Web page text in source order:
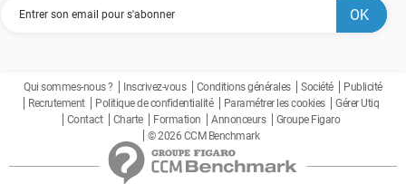
Qui sommes-nous ? Inscrivez-vous Conditions générales Société
Publicité
Recrutement
Politique de confidentialité Paramétrer les cookies
Gérer Utiq
Contact
Charte Formation Annonceurs
Groupe Figaro
© 2026 CCM Benchmark